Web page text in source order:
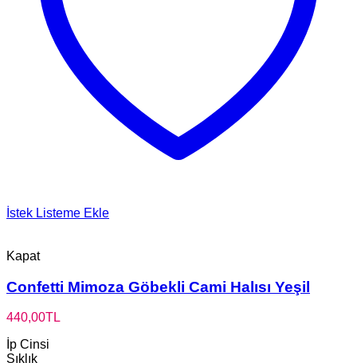
İstek Listeme Ekle
Kapat
Confetti Mimoza Göbekli Cami Halısı Yeşil
440,00TL
İp Cinsi
Sıklık